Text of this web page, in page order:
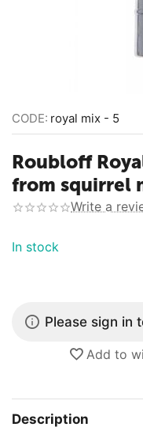
CODE: royal mix - 5
Roubloff
from squirrel
Write a
In stock
Please sign in
Add to
Description